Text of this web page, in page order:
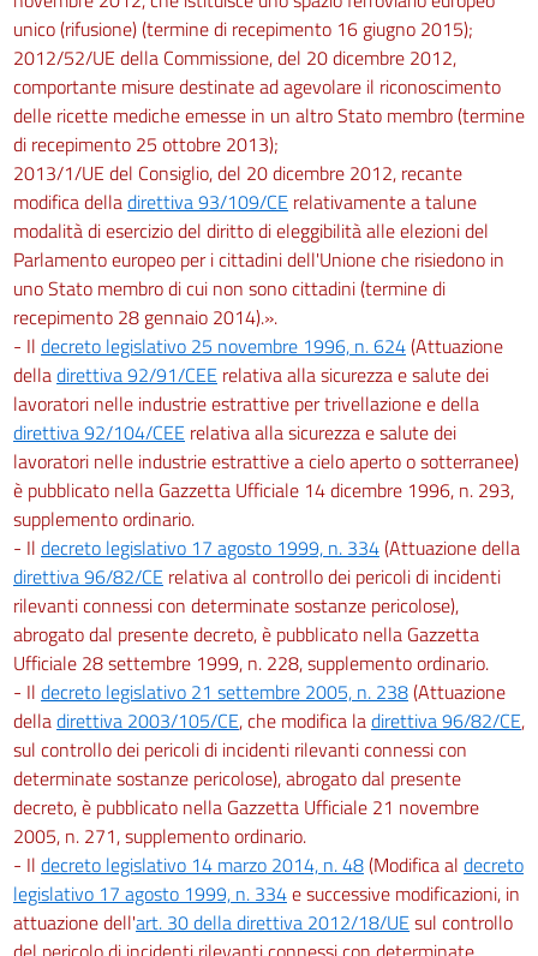
unico (rifusione) (termine di recepimento 16 giugno 2015);
2012/52/UE della Commissione, del 20 dicembre 2012,
comportante misure destinate ad agevolare il riconoscimento
delle ricette mediche emesse in un altro Stato membro (termine
di recepimento 25 ottobre 2013);
2013/1/UE del Consiglio, del 20 dicembre 2012, recante
modifica delladirettiva 93/109/CE relativamente a talune
modalità di esercizio del diritto di eleggibilità alle elezioni del
Parlamento europeo per i cittadini dell'Unione che risiedono in
uno Stato membro di cui non sono cittadini (termine di
recepimento 28 gennaio 2014).».
- Il decreto legislativo 25 novembre 1996, n. 624(Attuazione
delladirettiva 92/91/CEE relativa alla sicurezza e salute dei
lavoratori nelle industrie estrattive per trivellazione e della
direttiva 92/104/CEE relativa alla sicurezza e salute dei
lavoratori nelle industrie estrattive a cielo aperto o sotterranee)
è pubblicato nella Gazzetta Ufficiale 14 dicembre 1996, n. 293,
supplemento ordinario.
- Il decreto legislativo 17 agosto 1999, n. 334(Attuazione della
direttiva 96/82/CE relativa al controllo dei pericoli di incidenti
rilevanti connessi con determinate sostanze pericolose),
abrogato dal presente decreto, è pubblicato nella Gazzetta
Ufficiale 28 settembre 1999, n. 228, supplemento ordinario.
- Il decreto legislativo 21 settembre 2005, n. 238(Attuazione
delladirettiva 2003/105/CE, che modifica ladirettiva 96/82/CE,
sul controllo dei pericoli di incidenti rilevanti connessi con
determinate sostanze pericolose), abrogato dal presente
decreto, è pubblicato nella Gazzetta Ufficiale 21 novembre
2005, n. 271, supplemento ordinario.
- Il decreto legislativo 14 marzo 2014, n. 48(Modifica al decreto
legislativo 17 agosto 1999, n. 334e successive modificazioni, in
attuazione dell'art. 30 della direttiva 2012/18/UE sul controllo